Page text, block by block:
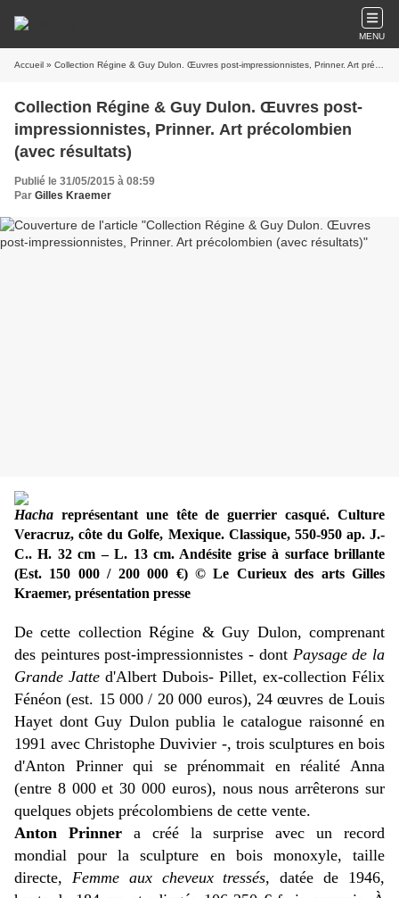
MENU
Accueil » Collection Régine & Guy Dulon. Œuvres post-impressionnistes, Prinner. Art précolombien (avec résultats)
Collection Régine & Guy Dulon. Œuvres post-
impressionnistes, Prinner. Art précolombien
(avec résultats)
Publié le 31/05/2015 à 08:59
Par Gilles Kraemer
Hacha représentant une tête de guerrier casqué. Culture
Veracruz, côte du Golfe, Mexique. Classique, 550-950 ap. J.-
C.. H. 32 cm – L. 13 cm. Andésite grise à surface brillante
(Est. 150 000 / 200 000 €) © Le Curieux des arts Gilles
Kraemer, présentation presse
De cette collection Régine & Guy Dulon, comprenant
des peintures post-impressionnistes - dont Paysage de la
Grande Jatte d'Albert Dubois- Pillet, ex-collection Félix
Fénéon (est. 15 000 / 20 000 euros), 24 œuvres de Louis
Hayet dont Guy Dulon publia le catalogue raisonné en
1991 avec Christophe Duvivier -, trois sculptures en bois
d'Anton Prinner qui se prénommait en réalité Anna
(entre 8 000 et 30 000 euros), nous nous arrêterons sur
quelques objets précolombiens de cette vente.
Anton Prinnera créé la surprise avec un record
mondial pour la sculpture en bois monoxyle, taille
directe, Femme aux cheveux tressés, datée de 1946,